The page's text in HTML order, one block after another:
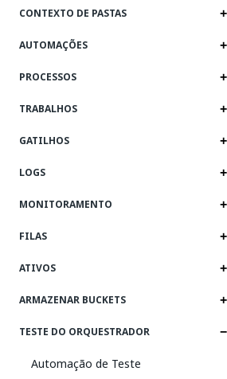
CONTEXTO DE PASTAS
AUTOMAÇÕES
PROCESSOS
TRABALHOS
GATILHOS
LOGS
MONITORAMENTO
FILAS
ATIVOS
ARMAZENAR BUCKETS
TESTE DO ORQUESTRADOR
Automação de Teste